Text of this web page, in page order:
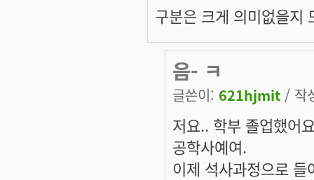
구분은 크게 의미없을지
음- ㅋ
글쓴이: 621hjmit / 작
저요.. 학부 졸업했어
공학사예여.
이제 석사과정으로 들